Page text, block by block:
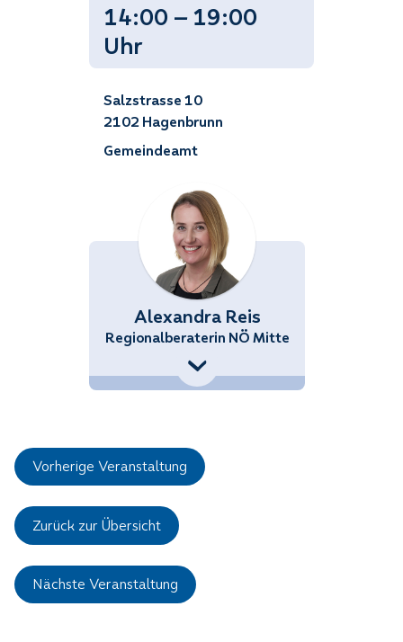
14:00 — 19:00
Uhr
Salzstrasse 10
2102 Hagenbrunn
Gemeindeamt
Alexandra Reis
Regionalberaterin NÖ Mitte
+43 (676) 858 70 34346
Vorherige Veranstaltung
Zurück zur Übersicht
Nächste Veranstaltung